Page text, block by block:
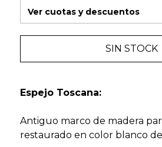
Ver cuotas y descuentos
SIN STOCK
Espejo Toscana:
Antiguo marco de madera
restaurado en color blanco